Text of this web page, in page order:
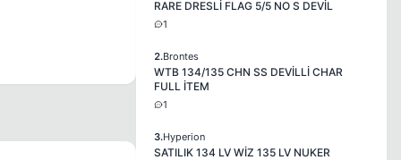
RARE DRESLİ FLAG 5/5 NO S DEVİL
1
2.Brontes
WTB 134/135 CHN SS DEVİLLİ CHAR
FULL İTEM
1
3.Hyperion
SATILIK 134 LV WİZ 135 LV NUKER